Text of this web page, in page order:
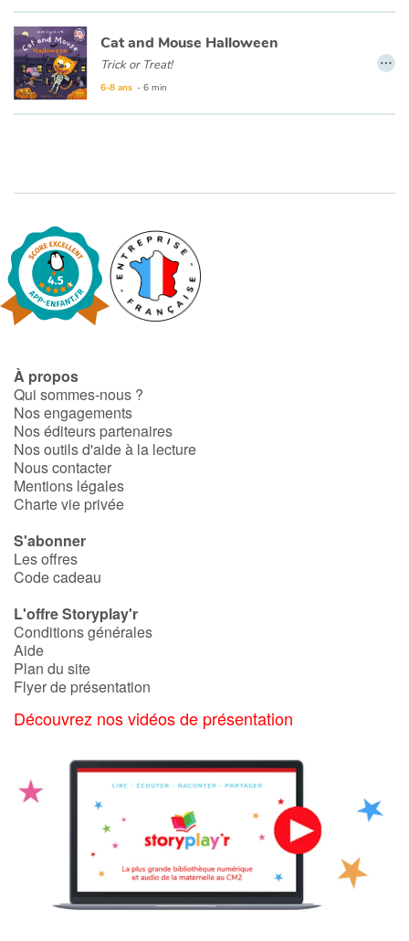
Cat and Mouse Halloween
Trick or Treat!
6-8 ans - 6 min
…
À propos
Qui sommes-nous ?
Nos engagements
Nos éditeurs partenaires
Nos outils d'aide à la lecture
Nous contacter
Mentions légales
Charte vie privée
S'abonner
Les offres
Code cadeau
L'offre Storyplay'r
Conditions générales
Aide
Plan du site
Flyer de présentation
Découvrez nos vidéos de présentation